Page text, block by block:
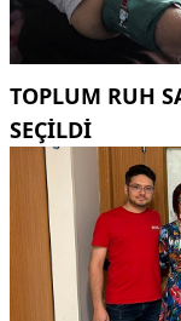
TOPLUM RUH
SEÇİLDİ